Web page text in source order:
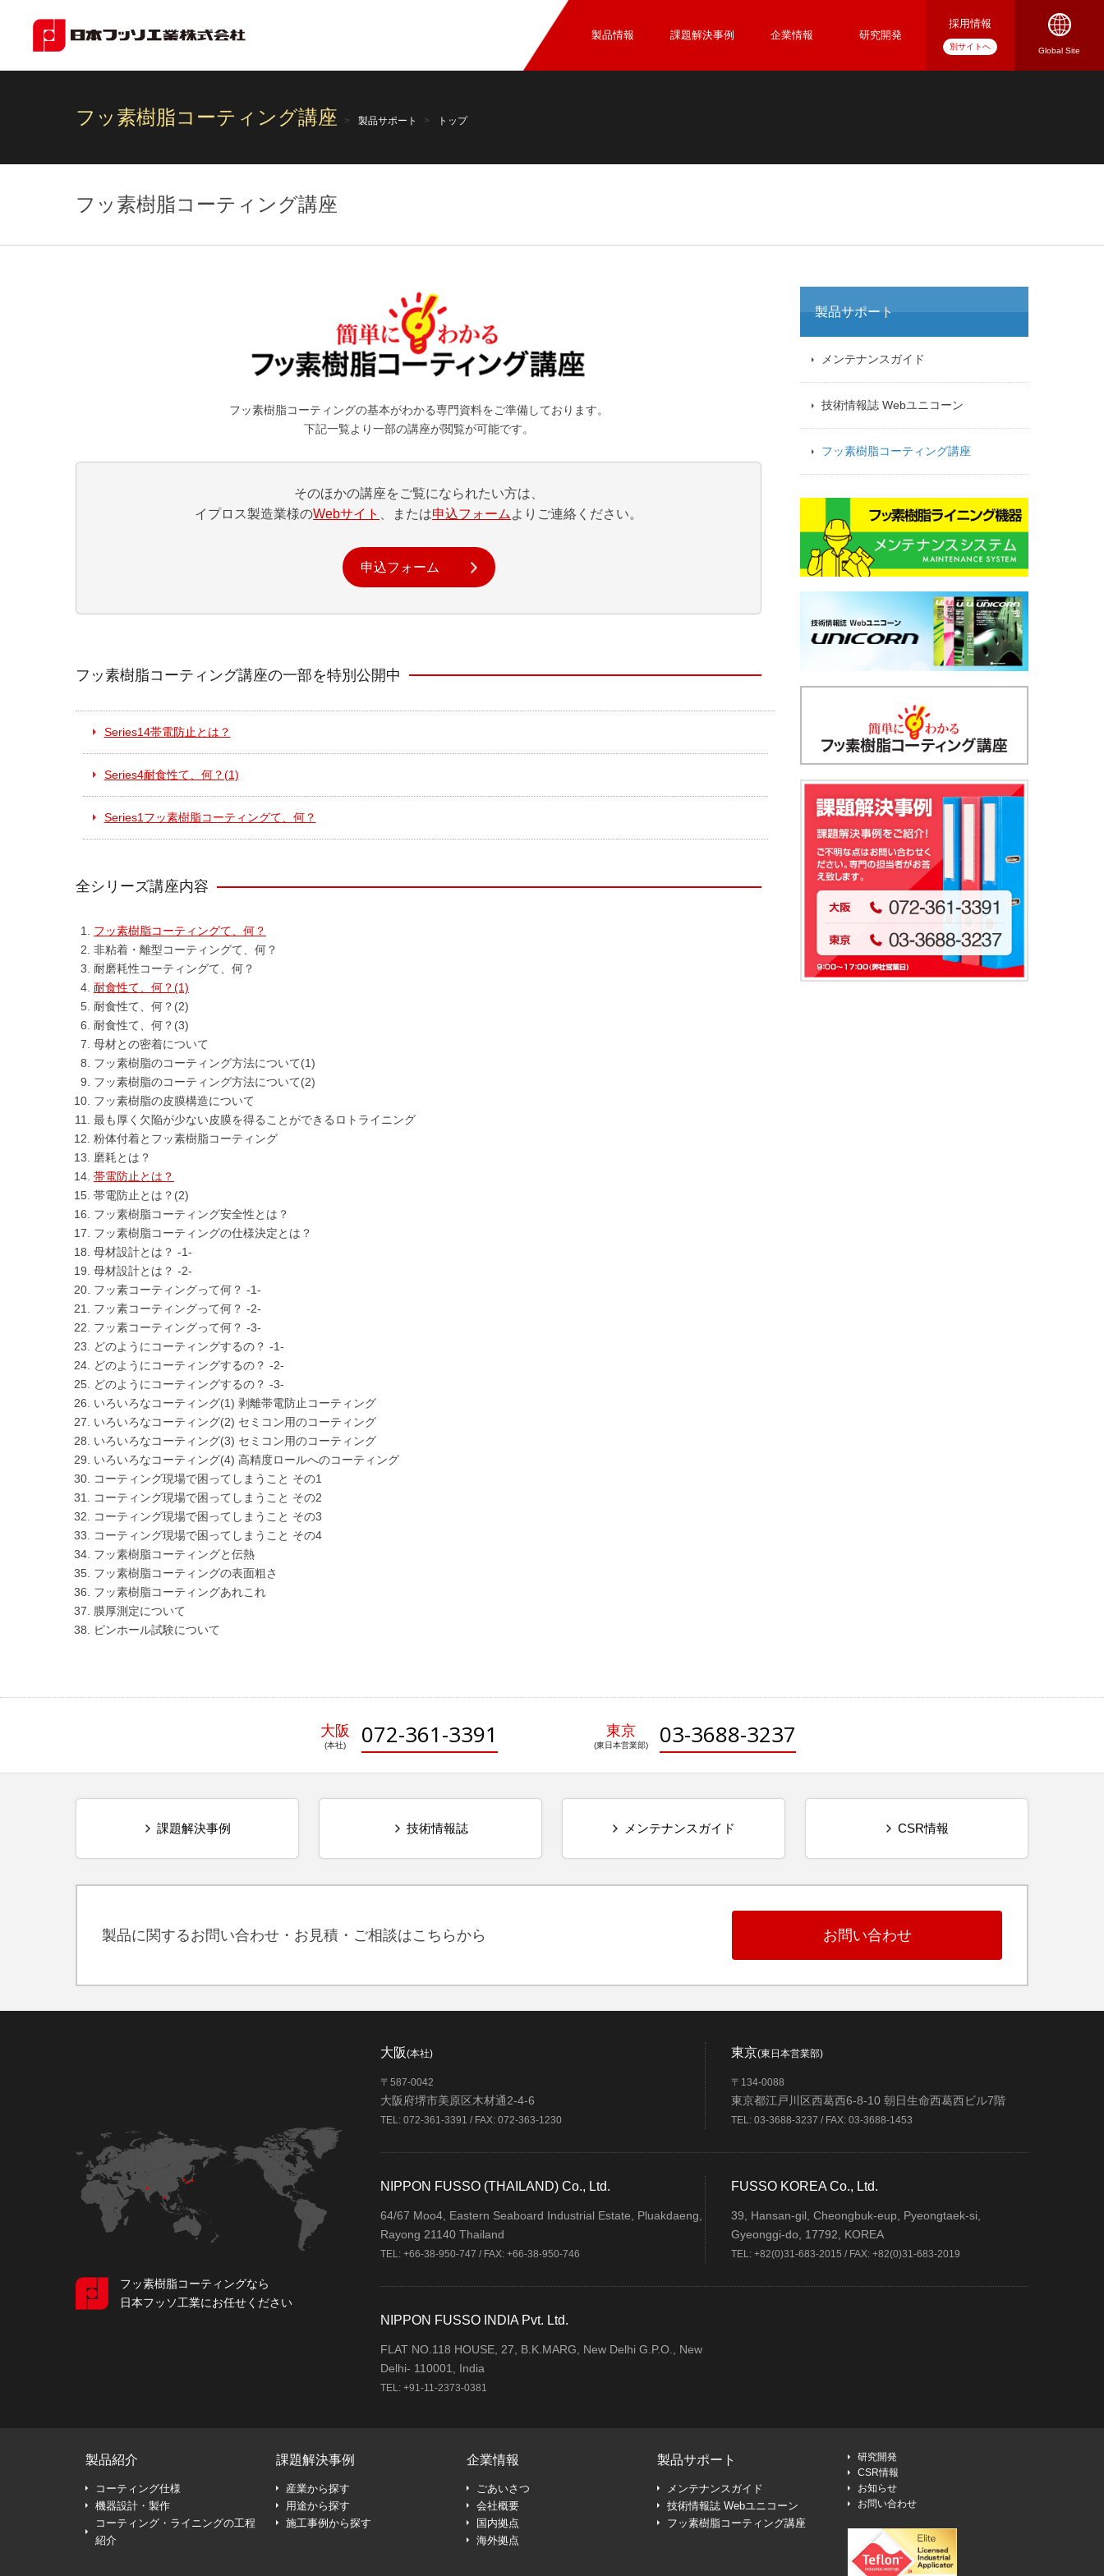
製品情報 課題解決事例 企業情報 研究開発
採用情報
フッ素樹脂コーティング講座 製品サポート トップ
フッ素樹脂コーティング講座
フッ素樹脂コーティングの基本がわかる専門資料をご準備しております。
下記一覧より一部の講座が閲覧が可能です。
そのほかの講座をご覧になられたい方は、
イプロス製造業様のWebサイト 、または申込フォーム よりご連絡ください。
申込フォーム
フッ素樹脂コーティング講座の一部を特別公開中
Series14帯電防止とは？
Series4耐食性て、何？(1)
Series1 フッ素樹脂コーティングて、何？
全シリーズ講座内容
フッ素樹脂コーティングて、何？
非粘着・離型コーティングて、何？
耐磨耗性コーティングて、何？
耐食性て、何？(1)
耐食性て、何？(2)
耐食性て、何？(3)
母材との密着について
フッ素樹脂のコーティング方法について(1)
フッ素樹脂のコーティング方法について(2)
フッ素樹脂の皮膜構造について
最も厚く欠陥が少ない皮膜を得ることができるロトライニング
粉体付着とフッ素樹脂コーティング
磨耗とは？
帯電防止とは？
帯電防止とは？(2)
フッ素樹脂コーティング安全性とは？
フッ素樹脂コーティングの仕様決定とは？
母材設計とは？ -1-
母材設計とは？ -2-
フッ素コーティングって何？ -1-
フッ素コーティングって何？ -2-
フッ素コーティングって何？ -3-
どのようにコーティングするの？ -1-
どのようにコーティングするの？ -2-
どのようにコーティングするの？ -3-
いろいろなコーティング(1) 剥離帯電防止コーティング
いろいろなコーティング(2) セミコン用のコーティング
いろいろなコーティング(3) セミコン用のコーティング
いろいろなコーティング(4) 高精度ロールへのコーティング
コーティング現場で困ってしまうこと その1
コーティング現場で困ってしまうこと その2
コーティング現場で困ってしまうこと その3
コーティング現場で困ってしまうこと その4
フッ素樹脂コーティングと伝熱
フッ素樹脂コーティングの表面粗さ
フッ素樹脂コーティングあれこれ
膜厚測定について
ピンホール試験について
製品サポート
メンテナンスガイド
技術情報誌 Webユニコーン
フッ素樹脂コーティング講座
大阪 072-361-3391 東京 03-3688-3237
課題解決事例 技術情報誌 メンテナンスガイド CSR情報
製品に関するお問い合わせ・お見積・ご相談はこちらから お問い合わせ
フッ素樹脂コーティングなら
日本フッソ工業にお任せください
大阪(本社)
〒587-0042
大阪府堺市美原区木材通2-4-6
TEL: 072-361-3391 / FAX: 072-363-1230
東京(東日本営業部)
〒134-0088
東京都江戸川区西葛西6-8-10 朝日生命西葛西ビル7階
TEL: 03-3688-3237 / FAX: 03-3688-1453
NIPPON FUSSO (THAILAND) Co., Ltd.
64/67 Moo4, Eastern Seaboard Industrial Estate, Pluakdaeng,
Rayong 21140 Thailand
TEL: +66-38-950-747 / FAX: +66-38-950-746
FUSSO KOREA Co., Ltd.
39, Hansan-gil, Cheongbuk-eup, Pyeongtaek-si,
Gyeonggi-do, 17792, KOREA
TEL: +82(0)31-683-2015 / FAX: +82(0)31-683-2019
NIPPON FUSSO INDIA Pvt. Ltd.
FLAT NO.118 HOUSE, 27, B.K.MARG, New Delhi G.P.O., New
Delhi- 110001, India
TEL: +91-11-2373-0381
製品紹介
コーティング仕様
機器設計・製作
コーティング・ライニングの工程
紹介
課題解決事例
産業から探す
用途から探す
施工事例から探す
企業情報
ごあいさつ
会社概要
国内拠点
海外拠点
製品サポート
メンテナンスガイド
技術情報誌 Webユニコーン
フッ素樹脂コーティング講座
研究開発
CSR情報
お知らせ
お問い合わせ